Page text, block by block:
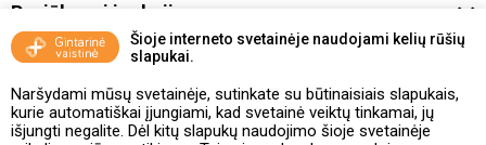
Šioje interneto svetainėje naudojami kelių rūšių
slapukai.
Naršydami mūsų svetainėje, sutinkate su būtinaisiais slapukais,
kurie automatiškai įjungiami, kad svetainė veiktų tinkamai, jų
išjungti negalite. Dėl kitų slapukų naudojimo šioje svetainėje
Pasiūlymai ir akcijos
Vakcinavimo tvarka ir taisyklės
Kontaktai ir Karjera